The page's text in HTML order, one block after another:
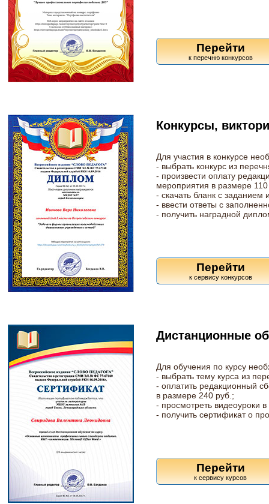
Перейти
к перечню конкурсов
Конкурсы,
Для участия в конкурсе
- выбрать конкурс из
- произвести оплату
мероприятия в размере
- скачать бланк с заданием
- ввести ответы с
- получить наградной
Перейти
к сервису конкурсов
Дистанционные
Для обучения по курсу
- выбрать тему курса из
- оплатить редакционный
в размере 240 руб.;
- просмотреть видеоуроки
- получить сертификат о
Перейти